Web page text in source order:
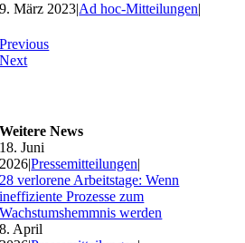
9. März 2023|Ad hoc-Mitteilungen|
Previous
Next
Weitere News
18. Juni
2026|Pressemitteilungen|
28 verlorene Arbeitstage: Wenn
ineffiziente Prozesse zum
Wachstumshemmnis werden
8. April